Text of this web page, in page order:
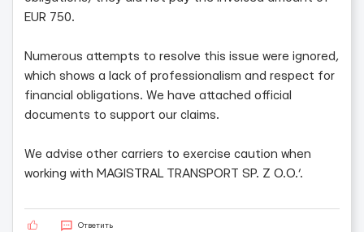
EUR 750.
Numerous attempts to resolve this issue were ignored,
which shows a lack of professionalism and respect for
financial obligations. We have attached official
documents to support our claims.
We advise other carriers to exercise caution when
working with MAGISTRAL TRANSPORT SP. Z O.O.’.
Ответить